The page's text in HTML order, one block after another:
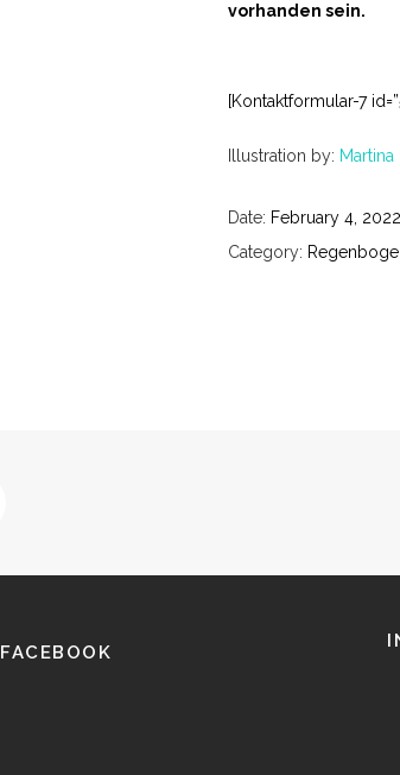
vorhanden sein.
[Kontaktformular-7
Illustration by: Martina
Date: February 4, 2022
Category:
FACEBOOK